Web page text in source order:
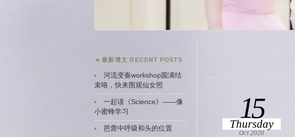
15
Thursday
Oct 2020
最新博文 RECENT POSTS
河流变奏workshop圆满结
束咯，快来围观仙女照
一起读《Science》——像
小蜜蜂学习
芭蕾中呼吸和头的位置